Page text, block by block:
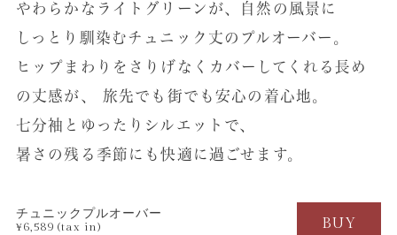
やわらかなライトグリーンが、自然の風景に
しっとり馴染むチュニック丈のプルオーバー。
ヒップまわりをさりげなくカバーしてくれる長め
の丈感が、
旅先でも街でも安心の着心地。
七分袖とゆったりシルエットで、
暑さの残る季節にも快適に過ごせます。
チュニックプルオーバー
¥6,589 (tax in) BUY